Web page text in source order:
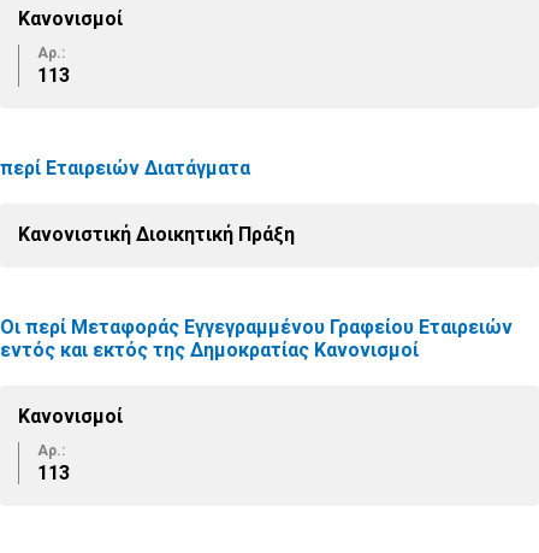
Κανονισμοί
Αρ.:
113
περί Εταιρειών Διατάγματα
Κανονιστική Διοικητική Πράξη
Οι περί Μεταφοράς Εγγεγραμμένου Γραφείου Εταιρειών
εντός και εκτός της Δημοκρατίας Κανονισμοί
Κανονισμοί
Αρ.:
113